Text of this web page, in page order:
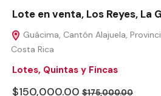
Lote en venta, Los Reyes, La
Guácima, Cantón Alajuela,
Costa Rica
Lotes, Quintas y Fincas
$150,000.00 $175,000.00